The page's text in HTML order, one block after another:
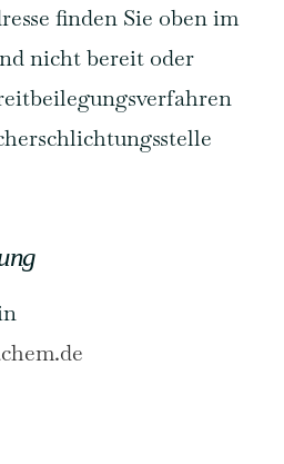
finden Sie oben im
nicht bereit oder